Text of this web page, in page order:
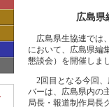
広島県
広島県生協連では
において、広島県編
懇談会）を開催しま
2回目となる今回、
バーは、広島県内の
局長・報道制作局長